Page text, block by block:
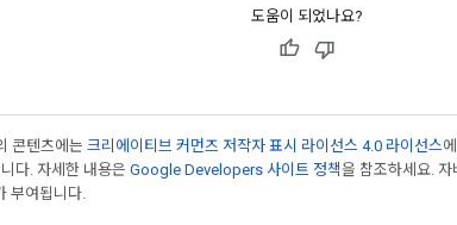
도움이 되었나요?
콘텐츠에는 크리에이티브 커먼즈 저작자 표시 라이선스 4.0 라이선스
다. 자세한 내용은 Google Developers 사이트 정책을 참조하세요.
부여됩니다.